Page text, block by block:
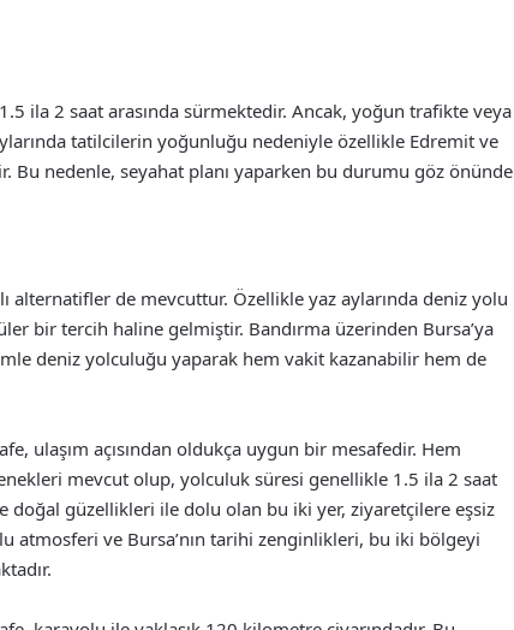
ila 2 saat arasında sürmektedir. Ancak, yoğun trafikte veya
tatilcilerin yoğunluğu nedeniyle özellikle Edremit ve
Bu nedenle, seyahat planı yaparken bu durumu göz önünde
alternatifler de mevcuttur. Özellikle yaz aylarında deniz yolu
bir tercih haline gelmiştir. Bandırma üzerinden Bursa’ya
deniz yolculuğu yaparak hem vakit kazanabilir hem de
ulaşım açısından oldukça uygun bir mesafedir. Hem
mevcut olup, yolculuk süresi genellikle 1.5 ila 2 saat
doğal güzellikleri ile dolu olan bu iki yer, ziyaretçilere eşsiz
atmosferi ve Bursa’nın tarihi zenginlikleri, bu iki bölgeyi